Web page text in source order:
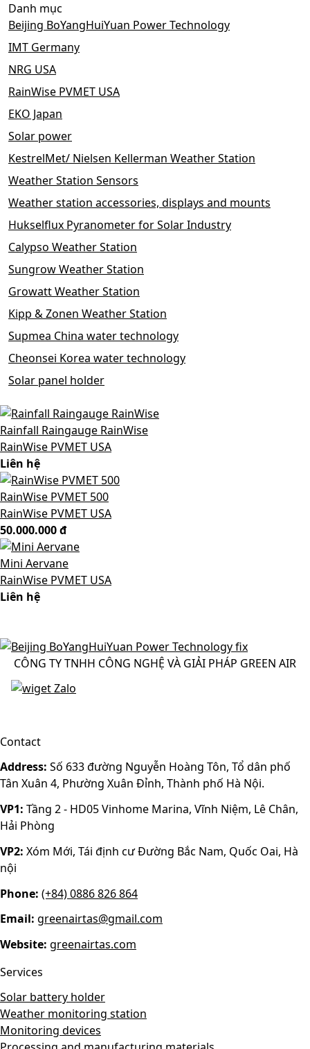
Danh mục
Beijing BoYangHuiYuan Power Technology
IMT Germany
NRG USA
RainWise PVMET USA
EKO Japan
Solar power
KestrelMet/ Nielsen Kellerman Weather Station
Weather Station Sensors
Weather station accessories, displays and mounts
Hukselflux Pyranometer for Solar Industry
Calypso Weather Station
Sungrow Weather Station
Growatt Weather Station
Kipp & Zonen Weather Station
Supmea China water technology
Cheonsei Korea water technology
Solar panel holder
Rainfall Raingauge RainWise
RainWise PVMET USA
Liên hệ
RainWise PVMET 500
RainWise PVMET USA
50.000.000 đ
Mini Aervane
RainWise PVMET USA
Liên hệ
CÔNG TY TNHH CÔNG NGHỆ VÀ GIẢI PHÁP GREEN AIR
Contact
Address: Số 633 đường Nguyễn Hoàng Tôn, Tổ dân phố
Tân Xuân 4, Phường Xuân Đỉnh, Thành phố Hà Nội.
VP1: Tầng 2 - HD05 Vinhome Marina, Vĩnh Niệm, Lê Chân,
Hải Phòng
VP2: Xóm Mới, Tái định cư Đường Bắc Nam, Quốc Oai, Hà
nội
Phone: (+84) 0886 826 864
Email: greenairtas@gmail.com
Website: greenairtas.com
Services
Solar battery holder
Weather monitoring station
Monitoring devices